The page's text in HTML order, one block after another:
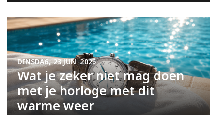
Wat je zeker niet mag doen
met je horloge met dit
warme weer
DINSDAG, 23 JUN. 2026